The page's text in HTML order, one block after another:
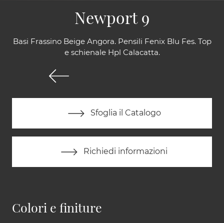
Basi Frassino Beige Angora. Pensili Fenix Blu Fes. Top
e schienale Hpl Calacatta.
Sfoglia il Catalogo
Richiedi informazioni
Newport 9
Colori e finiture